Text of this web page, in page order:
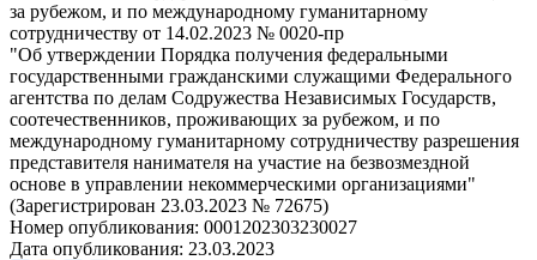
за рубежом, и по международному гуманитарному
сотрудничеству от 14.02.2023 № 0020-пр
"Об утверждении Порядка получения федеральными
государственными гражданскими служащими Федерального
агентства по делам Содружества Независимых Государств,
соотечественников, проживающих за рубежом, и по
международному гуманитарному сотрудничеству разрешения
представителя нанимателя на участие на безвозмездной
основе в управлении некоммерческими организациями"
(Зарегистрирован 23.03.2023 № 72675)
Номер опубликования: 0001202303230027
Дата опубликования: 23.03.2023